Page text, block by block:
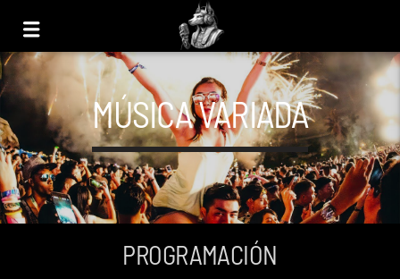
MÚSICA VARIADA
PROGRAMACIÓN